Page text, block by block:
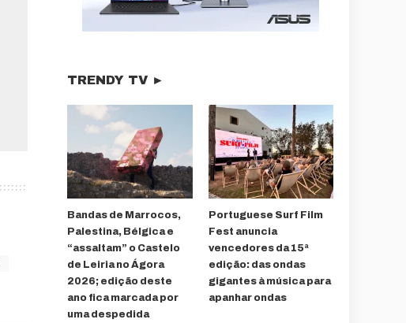
TRENDY TV ►
Bandas de Marrocos,
Palestina, Bélgica e
“assaltam” o Castelo
de Leiria no Ágora
2026; edição deste
ano fica marcada por
uma despedida
Portuguese Surf Film
Fest anuncia
vencedores da 15ª
edição: das ondas
gigantes à música para
apanhar ondas